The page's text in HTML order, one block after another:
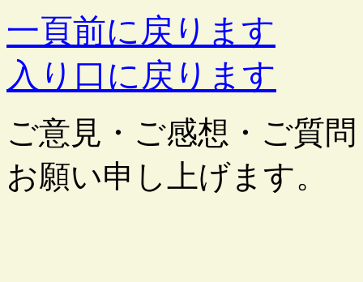
一頁前に戻ります
入り口に戻ります
ご意見・ご感想・ご質
お願い申し上げます。